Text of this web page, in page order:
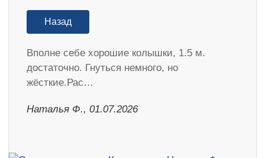
Назад
Вполне себе хорошие колышки, 1.5 м.
достаточно. Гнуться немного, но
жёсткие.Рас…
Наталья Ф., 01.07.2026